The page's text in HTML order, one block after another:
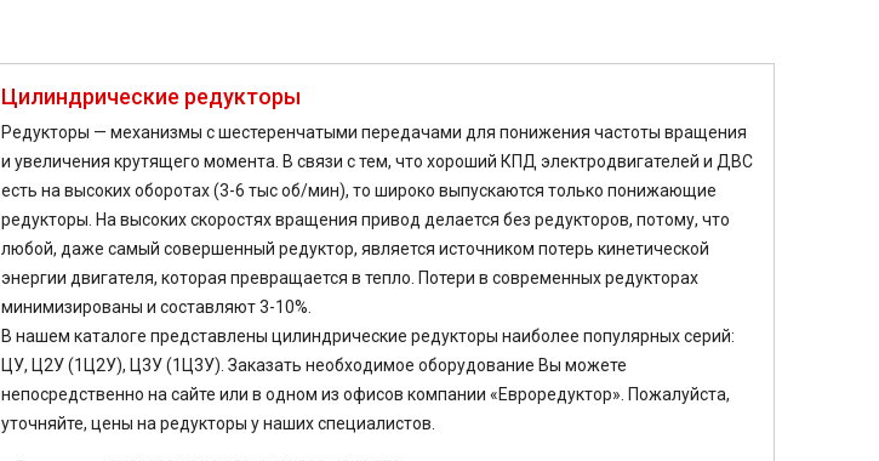
Цилиндрические редукторы
Редукторы — механизмы с шестеренчатыми передачами для понижения частоты вращения
и увеличения крутящего момента. В связи с тем, что хороший КПД электродвигателей и ДВС
есть на высоких оборотах (3-6 тыс об/мин), то широко выпускаются только понижающие
редукторы. На высоких скоростях вращения привод делается без редукторов, потому, что
любой, даже самый совершенный редуктор, является источником потерь кинетической
энергии двигателя, которая превращается в тепло. Потери в современных редукторах
минимизированы и составляют 3-10%.
В нашем каталоге представлены цилиндрические редукторы наиболее популярных серий:
ЦУ, Ц2У (1Ц2У), Ц3У (1Ц3У). Заказать необходимое оборудование Вы можете
непосредственно на сайте или в одном из офисов компании «Евроредуктор». Пожалуйста,
уточняйте, цены на редукторы у наших специалистов.